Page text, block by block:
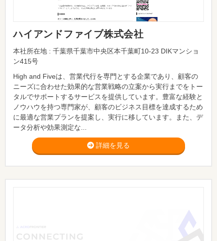
ハイアンドファイブ株式会社
本社所在地 : 千葉県千葉市中央区本千葉町10-23 DIKマンショ
ン415号
High and Fiveは、営業代行を専門とする企業であり、顧客の
ニーズに合わせた効果的な営業戦略の立案から実行までをトー
タルでサポートするサービスを提供しています。豊富な経験と
ノウハウを持つ専門家が、顧客のビジネス目標を達成するため
に最適な営業プランを提案し、実行に移しています。また、デ
ータ分析や効果測定な...
詳細を見る